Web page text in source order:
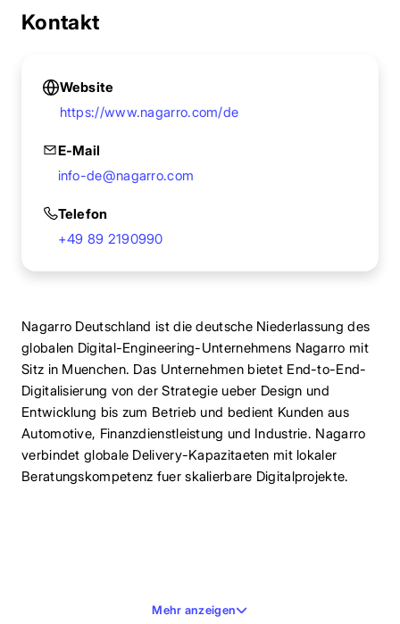
Kontakt
Website
https://www.nagarro.com/de
E-Mail
info-de@nagarro.com
Telefon
+49 89 2190990
Nagarro Deutschland ist die deutsche Niederlassung des
globalen Digital-Engineering-Unternehmens Nagarro mit
Sitz in Muenchen. Das Unternehmen bietet End-to-End-
Digitalisierung von der Strategie ueber Design und
Entwicklung bis zum Betrieb und bedient Kunden aus
Automotive, Finanzdienstleistung und Industrie. Nagarro
verbindet globale Delivery-Kapazitaeten mit lokaler
Beratungskompetenz fuer skalierbare Digitalprojekte.
Mehr anzeigen